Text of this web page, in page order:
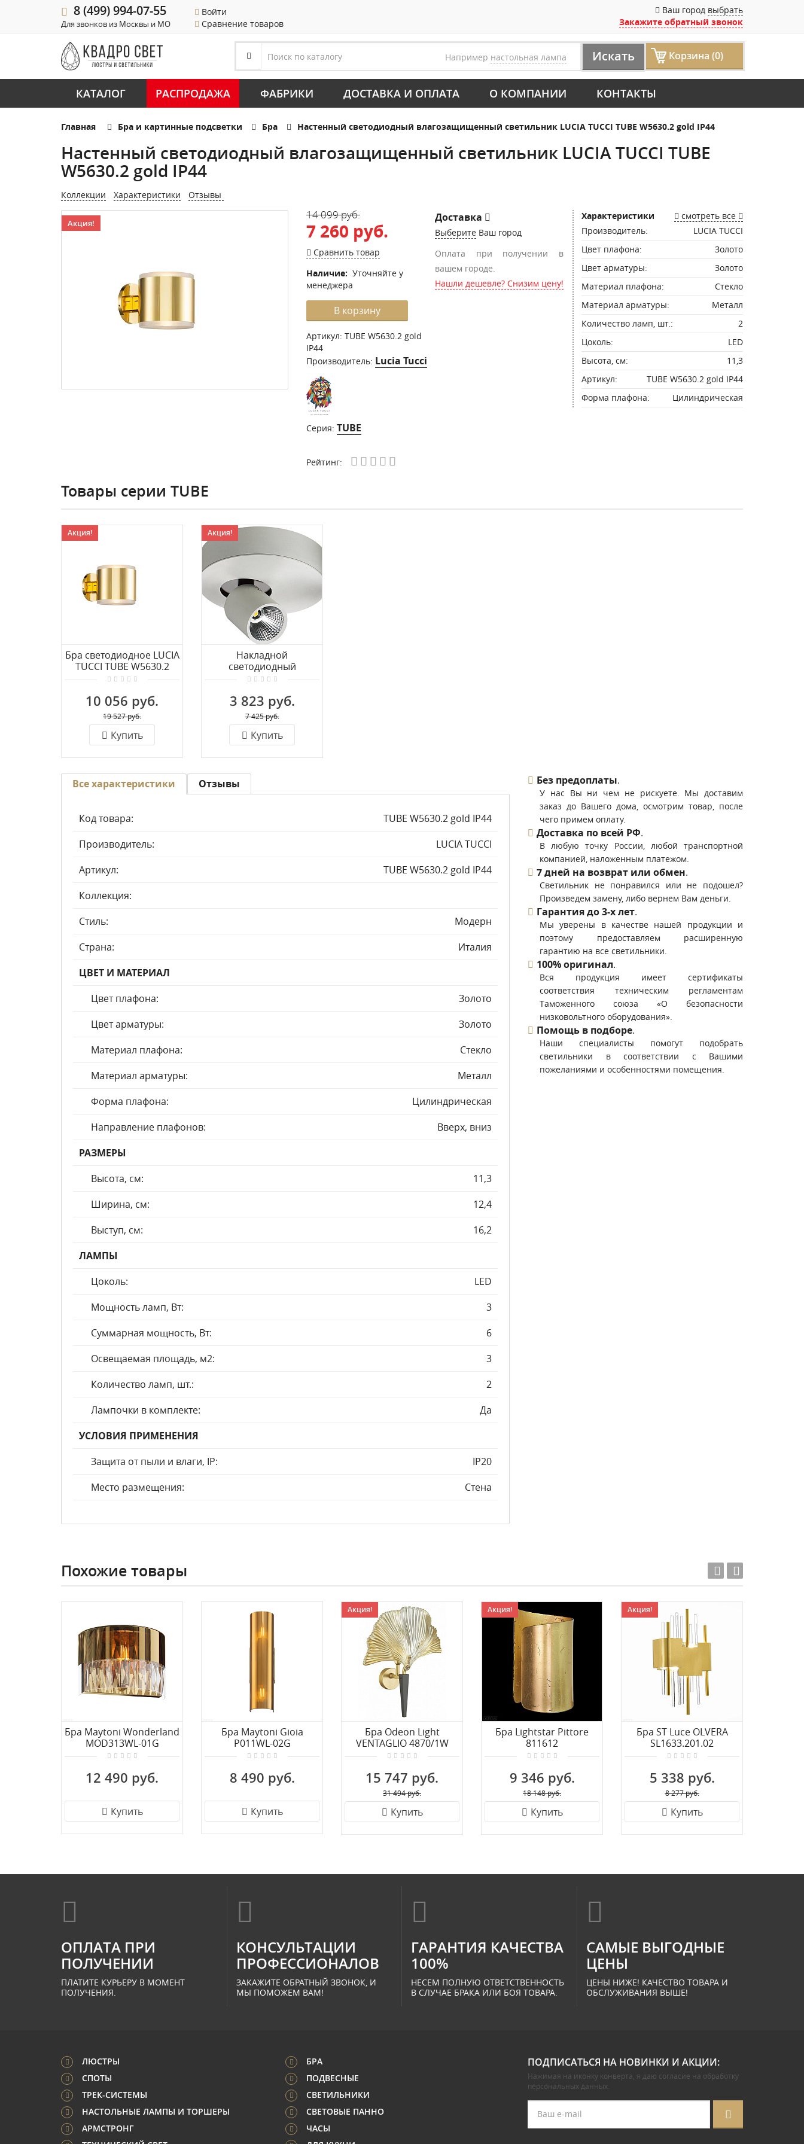
8 (499) 994-07-55
Для звонков из Москвы и МО
Войти
Сравнение товаров
Ваш город выбрать
Закажите обратный звонок
Например настольная лампа Искать Корзина (0)
КАТАЛОГ РАСПРОДАЖА ФАБРИКИ ДОСТАВКА И ОПЛАТА О КОМПАНИИ КОНТАКТЫ
Главная Бра и картинные подсветки Бра Настенный светодиодный влагозащищенный светильник LUCIA TUCCI TUBE W5630.2 gold IP44
Настенный светодиодный влагозащищенный светильник LUCIA TUCCI TUBE
W5630.2 gold IP44
Коллекции Характеристики Отзывы
Акция!
14 099 руб.
7 260 руб.
Сравнить товар
Наличие: Уточняйте у
менеджера
В корзину
Артикул: TUBE W5630.2 gold
IP44
Производитель: Lucia Tucci
Серия: TUBE
Доставка
Выберите Ваш город
Оплата при получении в
вашем городе.
Нашли дешевле? Снизим цену!
Рейтинг:
Характеристики
смотреть все
Производитель:
LUCIA TUCCI
Цвет плафона:
Золото
Цвет арматуры:
Золото
Материал плафона:
Стекло
Материал арматуры:
Металл
Количество ламп, шт.:
2
Цоколь:
LED
Высота, см:
11,3
Артикул:
TUBE W5630.2 gold IP44
Форма плафона:
Цилиндрическая
Товары серии TUBE
Акция!
Бра светодиодное LUCIA
TUCCI TUBE W5630.2
gold
10 056 руб.
19 527 руб.
Купить
Акция!
Накладной
светодиодный
светильник LUCIA TUCCI
3 823 руб.
7 425 руб.
Купить
Все характеристики
Код товара:
TUBE W5630.2 gold IP44
Производитель:
LUCIA TUCCI
Артикул:
TUBE W5630.2 gold IP44
Коллекция:
Стиль:
Модерн
Страна:
Италия
ЦВЕТ И МАТЕРИАЛ
Цвет плафона:
Золото
Цвет арматуры:
Золото
Материал плафона:
Стекло
Материал арматуры:
Металл
Форма плафона:
Цилиндрическая
Направление плафонов:
Вверх, вниз
РАЗМЕРЫ
Высота, см:
11,3
Ширина, см:
12,4
Выступ, см:
16,2
ЛАМПЫ
Цоколь:
LED
Мощность ламп, Вт:
3
Суммарная мощность, Вт:
6
Освещаемая площадь, м2:
3
Количество ламп, шт.:
2
Лампочки в комплекте:
Да
УСЛОВИЯ ПРИМЕНЕНИЯ
Защита от пыли и влаги, IP:
IP20
Место размещения:
Стена
Отзывы Без предоплаты.
У нас Вы ни чем не рискуете. Мы доставим
заказ до Вашего дома, осмотрим товар, после
чего примем оплату.
Доставка по всей РФ.
В любую точку России, любой транспортной
компанией, наложенным платежом.
7 дней на возврат или обмен.
Светильник не понравился или не подошел?
Произведем замену, либо вернем Вам деньги.
Гарантия до 3-х лет.
Мы уверены в качестве нашей продукции и
поэтому предоставляем расширенную
гарантию на все светильники.
100% оригинал.
Вся продукция имеет сертификаты
соответствия техническим регламентам
Таможенного союза «О безопасности
низковольтного оборудования».
Помощь в подборе.
Наши специалисты помогут подобрать
светильники в соответствии с Вашими
пожеланиями и особенностями помещения.
Похожие товары
Бра Maytoni Wonderland
MOD313WL-01G
12 490 руб.
Купить
Бра Maytoni Gioia
P011WL-02G
8 490 руб.
Купить
Акция!
Бра Odeon Light
VENTAGLIO 4870/1W
15 747 руб.
31 494 руб.
Купить
Акция!
Бра Lightstar Pittore
811612
9 346 руб.
18 148 руб.
Купить
Акция!
Бра ST Luce OLVERA
SL1633.201.02
5 338 руб.
8 277 руб.
Купить
ОПЛАТА ПРИ
ПОЛУЧЕНИИ
ПЛАТИТЕ КУРЬЕРУ В МОМЕНТ
ПОЛУЧЕНИЯ.
КОНСУЛЬТАЦИИ
ПРОФЕССИОНАЛОВ
ЗАКАЖИТЕ ОБРАТНЫЙ ЗВОНОК, И
МЫ ПОМОЖЕМ ВАМ!
ГАРАНТИЯ КАЧЕСТВА
100%
НЕСЕМ ПОЛНУЮ ОТВЕТСТВЕННОСТЬ
В СЛУЧАЕ БРАКА ИЛИ БОЯ ТОВАРА.
САМЫЕ ВЫГОДНЫЕ
ЦЕНЫ
ЦЕНЫ НИЖЕ! КАЧЕСТВО ТОВАРА И
ОБСЛУЖИВАНИЯ ВЫШЕ!
ЛЮСТРЫ
БРА
СПОТЫ
ПОДВЕСНЫЕ
ТРЕК-СИСТЕМЫ
СВЕТИЛЬНИКИ
НАСТОЛЬНЫЕ ЛАМПЫ И ТОРШЕРЫ
СВЕТОВЫЕ ПАННО
АРМСТРОНГ
ЧАСЫ
ПОДПИСАТЬСЯ НА НОВИНКИ И АКЦИИ:
Нажимая на иконку конверта, я даю согласие на обработку
персональных данных.